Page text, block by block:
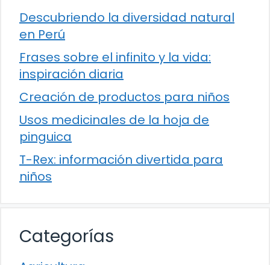
Descubriendo la diversidad natural
en Perú
Frases sobre el infinito y la vida:
inspiración diaria
Creación de productos para niños
Usos medicinales de la hoja de
pinguica
T-Rex: información divertida para
niños
Categorías